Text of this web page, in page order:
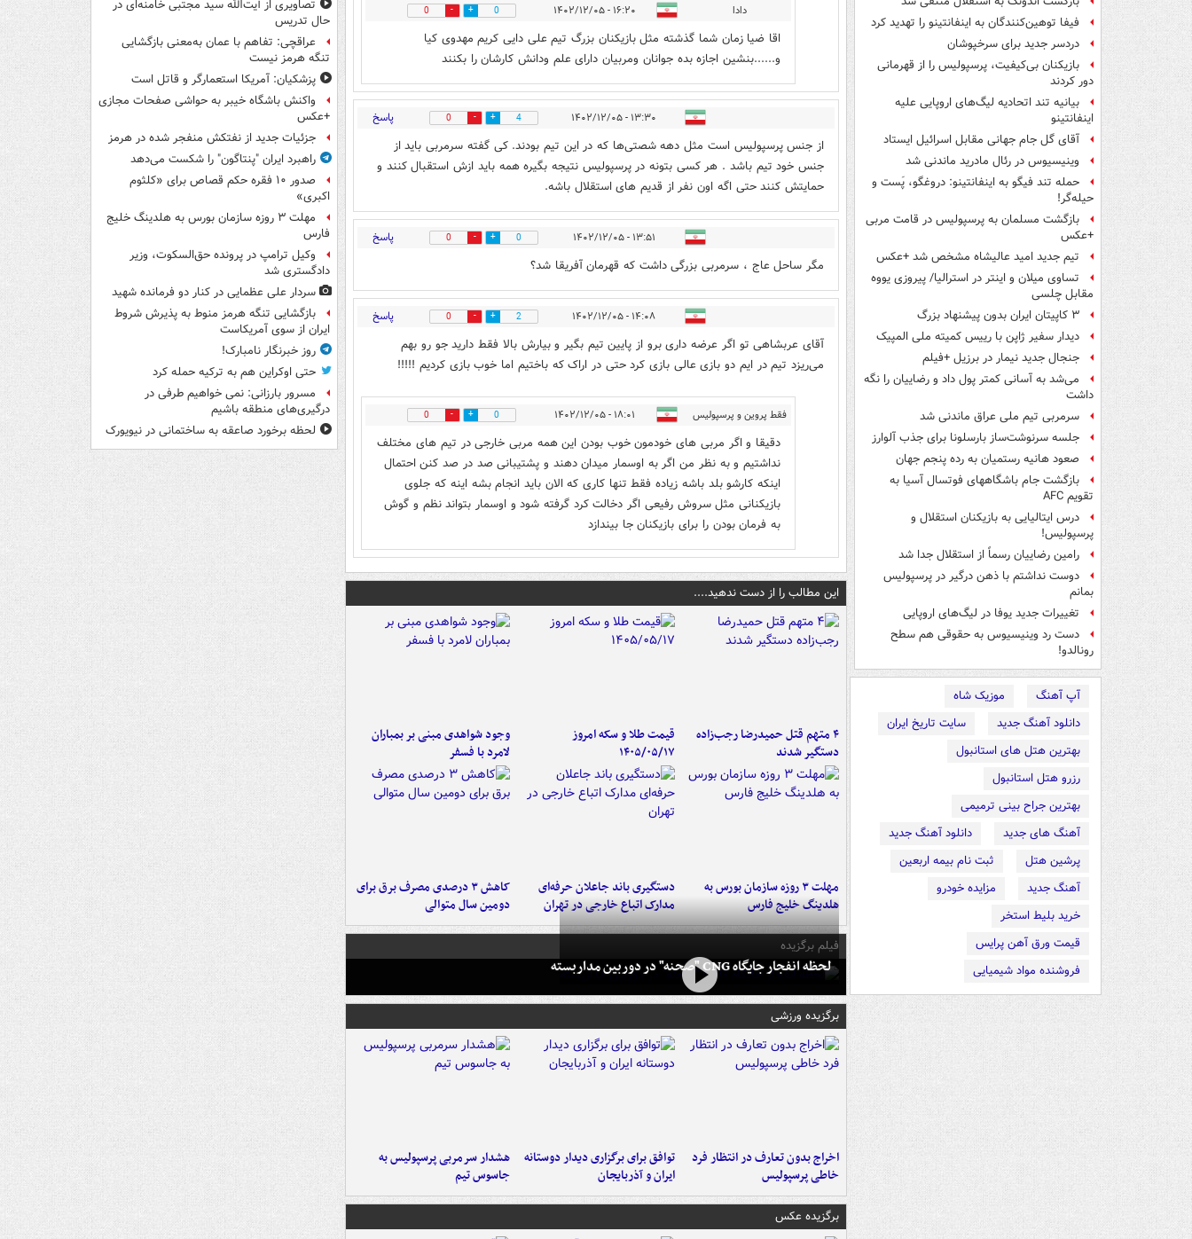
فیفا توهین‌کنندگان به اینفانتینو را تهدید کرد
دردسر جدید برای سرخپوشان
بازیکنان بی‌کیفیت، پرسپولیس را از قهرمانی
دور کردند
بیانیه تند اتحادیه لیگ‌های اروپایی علیه
اینفانتینو
آقای گل جام جهانی مقابل اسرائیل ایستاد
وینیسیوس در رئال مادرید ماندنی شد
حمله تند فیگو به اینفانتینو: دروغگو، پَست‌ و
حیله‌گر!
بازگشت مسلمان به پرسپولیس در قامت مربی
+عکس
تیم جدید امید عالیشاه مشخص شد +عکس
تساوی میلان و اینتر در استرالیا/ پیروزی یووه
مقابل چلسی
۳ کاپیتان ایران بدون پیشنهاد بزرگ
دیدار سفیر ژاپن با رییس کمیته ملی المپیک
جنجال جدید نیمار در برزیل +فیلم
می‌شد به آسانی کمتر پول داد و رضاییان را نگه
داشت
سرمربی تیم ملی عراق ماندنی شد
جلسه سرنوشت‌ساز بارسلونا برای جذب آلوارز
صعود هانیه رستمیان به رده پنجم جهان
بازگشت جام باشگاههای فوتسال آسیا به
تقویم AFC
درس ایتالیایی‌ به بازیکنان استقلال و
پرسپولیس!
رامین رضاییان رسماً از استقلال جدا شد
دوست نداشتم با ذهن درگیر در پرسپولیس
بمانم
تغییرات جدید یوفا در لیگ‌های اروپایی
دست رد وینیسیوس به حقوقی هم سطح
رونالدو!
آپ آهنگ
موزیک شاه
دانلود آهنگ جدید
سایت تاریخ ایران
بهترین هتل های استانبول
رزرو هتل استانبول
بهترین جراح بینی ترمیمی
آهنگ های جدید
دانلود آهنگ جدید
پرشین هتل
ثبت نام بیمه اربعین
آهنگ جدید
مزایده خودرو
خرید بلیط استخر
قیمت ورق آهن پرایس
فروشنده مواد شیمیایی
دادا ۱۶:۲۰ - ۱۴۰۲/۱۲/۰۵ 0
0
اقا ضیا زمان شما گذشته مثل بازیکنان بزرگ تیم علی دایی کریم مهدوی کیا
و......بنشین اجازه بده جوانان ومربیان دارای علم ودانش کارشان را بکنند
۱۳:۳۰ - ۱۴۰۲/۱۲/۰۵ 4
0 پاسخ
از جنس پرسپولیس است مثل دهه شصتی‌ها که در این تیم بودند. کی گفته سرمربی باید از
جنس خود تیم باشد . هر کسی بتونه در پرسپولیس نتیجه بگیره همه باید ازش استقبال کنند و
حمایتش کنند حتی اگه اون نفر از قدیم های استقلال باشه.
۱۳:۵۱ - ۱۴۰۲/۱۲/۰۵ 0
0 پاسخ
مگر ساحل عاج ، سرمربی بزرگی داشت که قهرمان آفریقا شد؟
۱۴:۰۸ - ۱۴۰۲/۱۲/۰۵ 2
0 پاسخ
آقای عربشاهی تو اگر عرضه داری برو از پایین تیم بگیر و بیارش بالا فقط دارید جو رو بهم
می‌ریزد تیم در ایم دو بازی عالی بازی کرد حتی در اراک که باختیم اما خوب بازی کردیم !!!!!
فقط پروین و پرسپولیس ۱۸:۰۱ - ۱۴۰۲/۱۲/۰۵ 0
0
دقیقا و اگر مربی های خودمون خوب بودن این همه مربی خارجی در تیم های مختلف
نداشتیم و به نظر من اگر به اوسمار میدان دهند و پشتیبانی صد در صد کنن احتمال
اینکه کارشو بلد باشه زیاده فقط تنها کاری که الان باید انجام بشه اینه که جلوی
بازیکنانی مثل سروش رفیعی اگر دخالت کرد گرفته شود و اوسمار بتواند نظم و گوش
به فرمان بودن را برای بازیکنان جا بیندازد
این مطالب را از دست ندهید....
۴ متهم قتل حمیدرضا رجب‌زاده
دستگیر شدند
قیمت طلا و سکه امروز
۱۴۰۵/۰۵/۱۷
وجود شواهدی مبنی بر بمباران
لامرد با فسفر
مهلت ۳ روزه سازمان بورس به
هلدینگ خلیج فارس
دستگیری باند جاعلان حرفه‌ای
مدارک اتباع خارجی در تهران
کاهش ۳ درصدی مصرف برق برای
دومین سال متوالی
فیلم برگزیده
لحظه انفجار جایگاه CNG "صحنه" در دوربین مداربسته
برگزیده ورزشی
اخراج بدون تعارف در انتظار فرد
خاطی پرسپولیس
توافق برای برگزاری دیدار دوستانه
ایران و آذربایجان
هشدار سرمربی پرسپولیس به
جاسوس تیم
برگزیده عکس
تصاویری از آیت‌الله سید مجتبی خامنه‌ای در
حال تدریس
عراقچی: تفاهم با عمان به‌معنی بازگشایی
تنگه هرمز نیست
پزشکیان: آمریکا استعمارگر و قاتل است
واکنش باشگاه خیبر به حواشی صفحات مجازی
+عکس
جزئیات جدید از نفتکش منفجر شده در هرمز
راهبرد ایران "پنتاگون" را شکست می‌دهد
صدور ۱۰ فقره حکم قصاص برای «کلثوم
اکبری»
مهلت ۳ روزه سازمان بورس به هلدینگ خلیج
فارس
وکیل ترامپ در پرونده حق‌السکوت، وزیر
دادگستری شد
سردار علی عظمایی در کنار دو فرمانده شهید
بازگشایی تنگه هرمز منوط به پذیرش شروط
ایران از سوی آمریکاست
روز خبرنگار نامبارک!
حتی اوکراین هم به ترکیه حمله کرد
مسرور بارزانی: نمی خواهیم طرفی در
درگیری‌های منطقه باشیم
لحظه برخورد صاعقه به ساختمانی در نیویورک